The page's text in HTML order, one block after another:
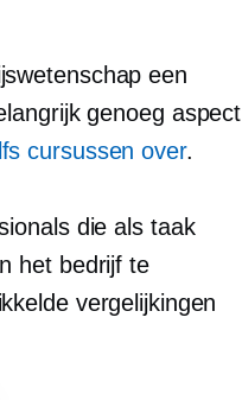
een
genoeg aspect
cursussen over.
die als taak
het bedrijf te
vergelijkingen